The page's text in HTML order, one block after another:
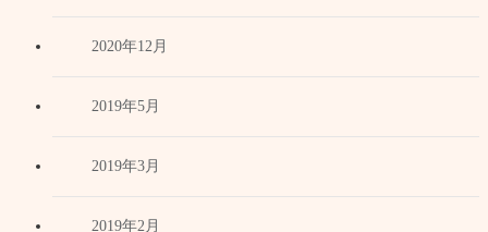
2020年12月
2019年5月
2019年3月
2019年2月